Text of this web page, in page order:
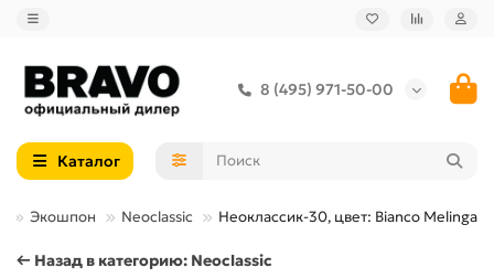
8 (495) 971-50-00
Каталог
Экошпон Neoclassic Неоклассик-30, цвет: Bianco Melinga
← Назад в категорию: Neoclassic